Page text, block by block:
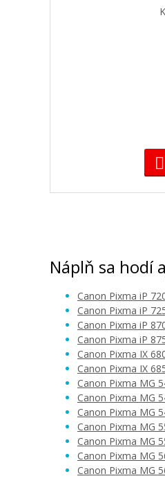
Sada
Náplň sa hodí
Canon Pixma iP
Canon Pixma iP
Canon Pixma iP
Canon Pixma iP
Canon Pixma IX
Canon Pixma IX
Canon Pixma MG
Canon Pixma MG
Canon Pixma MG
Canon Pixma MG
Canon Pixma MG
Canon Pixma MG
Canon Pixma MG